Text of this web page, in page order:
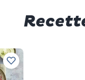
préférées
Ajouter à vos